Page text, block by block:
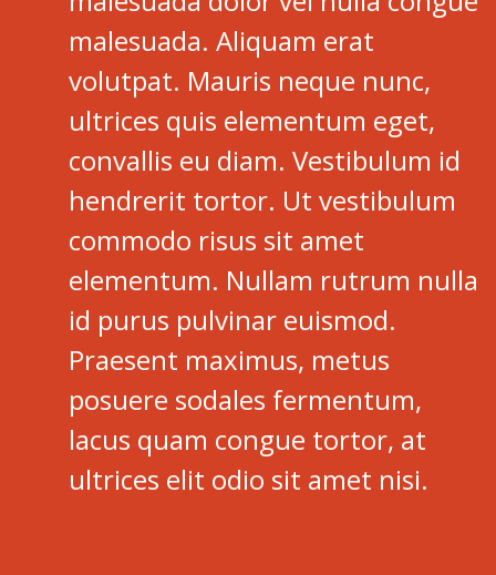
malesuada. Aliquam erat
volutpat. Mauris neque nunc,
ultrices quis elementum eget,
convallis eu diam. Vestibulum id
hendrerit tortor. Ut vestibulum
commodo risus sit amet
elementum. Nullam rutrum nulla
id purus pulvinar euismod.
Praesent maximus, metus
posuere sodales fermentum,
lacus quam congue tortor, at
ultrices elit odio sit amet nisi.